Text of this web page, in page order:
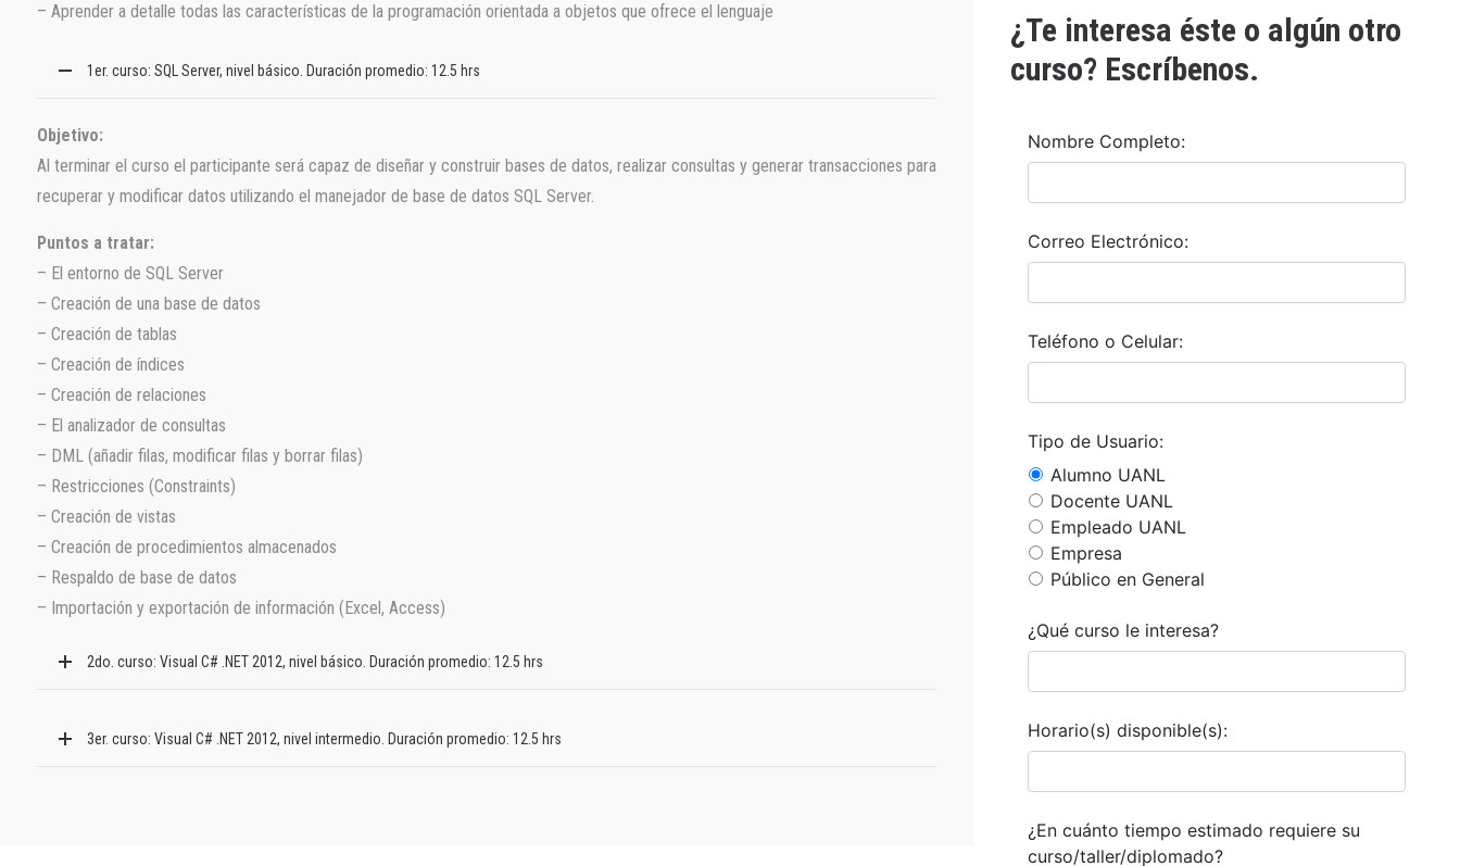
– Aprender a detalle todas las características de la programación orientada a objetos que ofrece el lenguaje
1er. curso: SQL Server, nivel básico. Duración promedio: 12.5 hrs
Objetivo:
Al terminar el curso el participante será capaz de diseñar y construir bases de datos, realizar consultas y generar transacciones para
recuperar y modificar datos utilizando el manejador de base de datos SQL Server.
Puntos a tratar:
– El entorno de SQL Server
– Creación de una base de datos
– Creación de tablas
– Creación de índices
– Creación de relaciones
– El analizador de consultas
– DML (añadir filas, modificar filas y borrar filas)
– Restricciones (Constraints)
– Creación de vistas
– Creación de procedimientos almacenados
– Respaldo de base de datos
– Importación y exportación de información (Excel, Access)
2do. curso: Visual C# .NET 2012, nivel básico. Duración promedio: 12.5 hrs
3er. curso: Visual C# .NET 2012, nivel intermedio. Duración promedio: 12.5 hrs
¿Te interesa éste o algún otro
curso? Escríbenos.